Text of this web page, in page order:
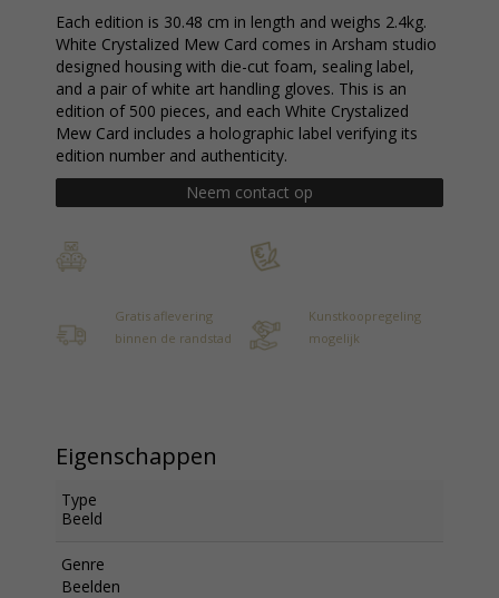
Each edition is 30.48 cm in length and weighs 2.4kg.
White Crystalized Mew Card comes in Arsham studio
designed housing with die-cut foam, sealing label,
and a pair of white art handling gloves. This is an
edition of 500 pieces, and each White Crystalized
Mew Card includes a holographic label verifying its
edition number and authenticity.
Neem contact op
Gratis aflevering
binnen de randstad
Kunstkoopregeling
mogelijk
Eigenschappen
Type
Beeld
Genre
Beelden